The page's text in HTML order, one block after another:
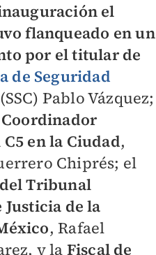
el
flanqueado en un
por el titular de
de Seguridad
(SSC) Pablo Vázquez;
Coordinador
en la Ciudad,
Chiprés; el
Tribunal
de la
, Rafael
y la Fiscal de